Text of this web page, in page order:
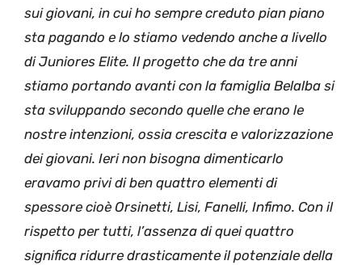
sui giovani, in cui ho sempre creduto pian piano
sta pagando e lo stiamo vedendo anche a livello
di Juniores Elite. Il progetto che da tre anni
stiamo portando avanti con la famiglia Belalba si
sta sviluppando secondo quelle che erano le
nostre intenzioni, ossia crescita e valorizzazione
dei giovani. Ieri non bisogna dimenticarlo
eravamo privi di ben quattro elementi di
spessore cioè Orsinetti, Lisi, Fanelli, Infimo. Con il
rispetto per tutti, l’assenza di quei quattro
significa ridurre drasticamente il potenziale della